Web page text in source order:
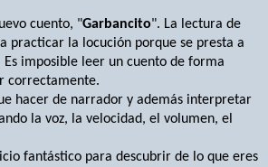
cuento, "Garbancito". La lectura de
practicar la locución porque se presta a
imposible leer un cuento de forma
correctamente.
hacer de narrador y además interpretar
la voz, la velocidad, el volumen, el
fantástico para descubrir de lo que eres